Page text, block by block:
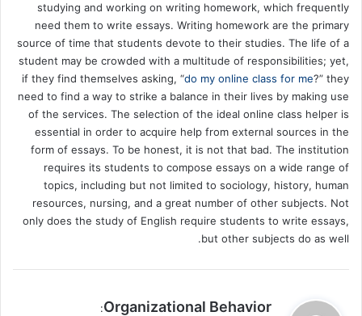
studying and working on writing homework, which frequently
need them to write essays. Writing homework are the primary
source of time that students devote to their studies. The life of a
student may be crowded with a multitude of responsibilities; yet,
if they find themselves asking, “do my online class for me?” they
need to find a way to strike a balance in their lives by making use
of the services. The selection of the ideal online class helper is
essential in order to acquire help from external sources in the
form of essays. To be honest, it is not that bad. The institution
requires its students to compose essays on a wide range of
topics, including but not limited to sociology, history, human
resources, nursing, and a great number of other subjects. Not
only does the study of English require students to write essays,
but other subjects do as well.
يOrganizational Behavior
: